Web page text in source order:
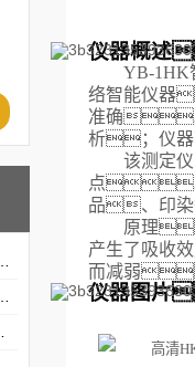
仪器概述
YB-1HK
络智能仪器
准确。
析；仪器
该测定
点
品、印
原理
产生了吸收
而减弱
仪器图片